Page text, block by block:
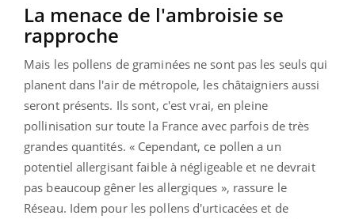
La menace de l'ambroisie se
rapproche
Mais les pollens de graminées ne sont pas les seuls qui
planent dans l'air de métropole, les châtaigniers aussi
seront présents. Ils sont, c'est vrai, en pleine
pollinisation sur toute la France avec parfois de très
grandes quantités. « Cependant, ce pollen a un
potentiel allergisant faible à négligeable et ne devrait
pas beaucoup gêner les allergiques », rassure le
Réseau. Idem pour les pollens d'urticacées et de